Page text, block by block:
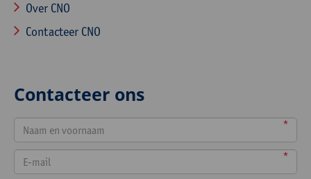
Over CNO
Contacteer CNO
Contacteer ons
*
*